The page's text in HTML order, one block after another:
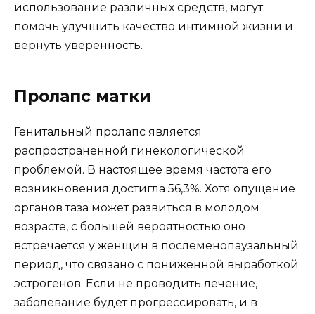
использование различных средств, могут
помочь улучшить качество интимной жизни и
вернуть уверенность.
Пролапс матки
Генитальный пролапс является
распространенной гинекологической
проблемой. В настоящее время частота его
возникновения достигла 56,3%. Хотя опущение
органов таза может развиться в молодом
возрасте, с большей вероятностью оно
встречается у женщин в послеменопаузальный
период, что связано с пониженной выработкой
эстрогенов. Если не проводить лечение,
заболевание будет прогрессировать, и в